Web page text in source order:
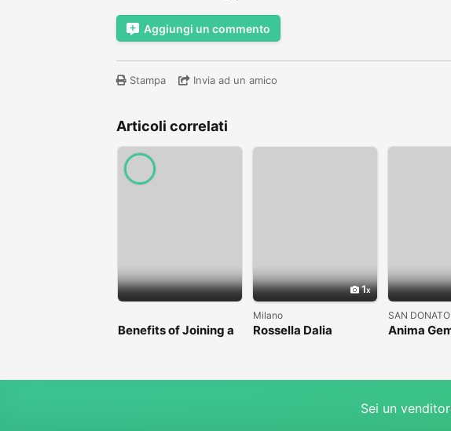
Aggiungi un commento
Stampa Invia ad un amico
Articoli correlati
Benefits of Joining a
1
Milano
Rossella Dalia
SAN DONATO
Anima
Sei un